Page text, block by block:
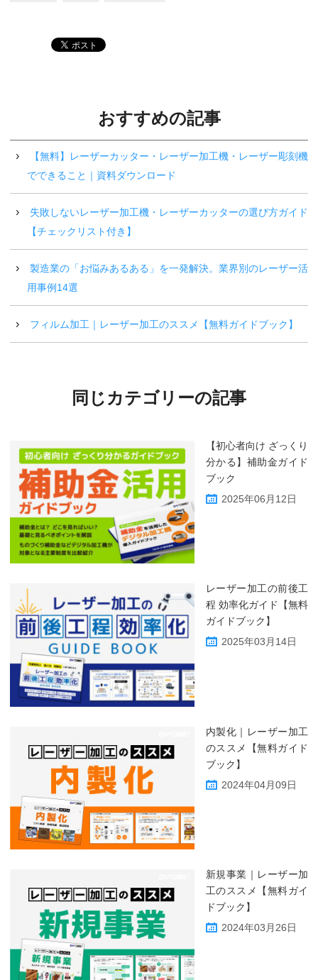
おすすめの記事
【無料】レーザーカッター・レーザー加工機・レーザー彫刻機
でできること｜資料ダウンロード
失敗しないレーザー加工機・レーザーカッターの選び方ガイド
【チェックリスト付き】
製造業の「お悩みあるある」を一発解決。業界別のレーザー活
用事例14選
フィルム加工｜レーザー加工のススメ【無料ガイドブック】
同じカテゴリーの記事
【初心者向け ざっくり
分かる】補助金ガイド
ブック
2025年06月12日
レーザー加工の前後工
程 効率化ガイド【無料
ガイドブック】
2025年03月14日
内製化｜レーザー加工
のススメ【無料ガイド
ブック】
2024年04月09日
新規事業｜レーザー加
工のススメ【無料ガイ
ドブック】
2024年03月26日